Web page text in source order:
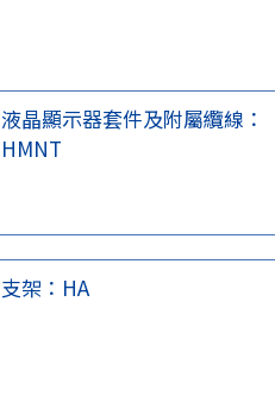
液晶顯示器套件及附屬纜線：
HMNT
支架：HA